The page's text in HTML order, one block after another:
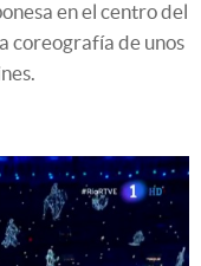
en el centro del
coreografía de unos